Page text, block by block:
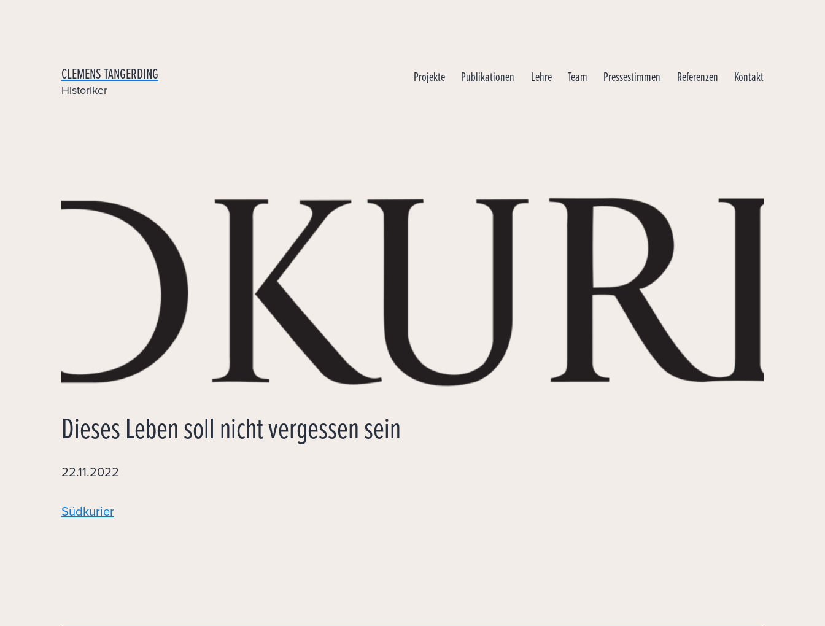
CLEMENS TANGERDING
Historiker
Projekte Publikationen Lehre Team Pressestimmen Referenzen Kontakt
Dieses Leben soll nicht vergessen sein
22.11.2022
Südkurier